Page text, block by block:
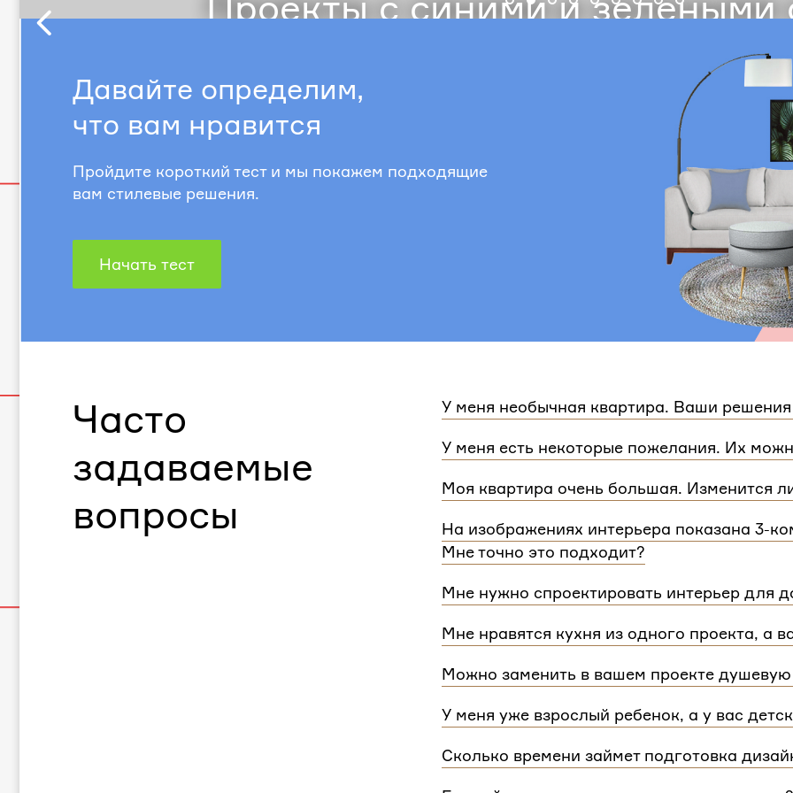
Давайте определим,
что вам нравится
Пройдите короткий тест и мы покажем подходящие
вам стилевые решения.
Начать тест
Часто
задаваемые
вопросы
У меня необычная квартира. Ваши
квартиры.
У меня есть некоторые пожелания. Их
расстановку мебели и важные детали. Вы
Моя квартира очень большая. Изменится
дом или квартира, нужно будет купить
На изображениях интерьера показана 3-
Мне точно это подходит?
интерьера на нашем сайте может быть
Мне нужно спроектировать интерьер для
зависит от площади. Однако если у вас в доме
Мне нравятся кухня из одного проекта, а
концепции. Такая корректировка будет стоить3
Можно заменить в вашем проекте
У меня уже взрослый ребенок, а у вас
Сколько времени займет подготовка